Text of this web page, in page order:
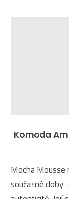
Komoda
Mocha Mousse
současné doby